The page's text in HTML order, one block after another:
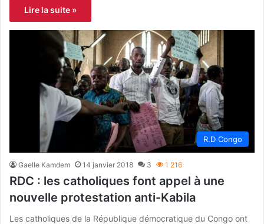
Lire la suite »
R.D Congo
Gaelle Kamdem 14 janvier 2018 3 1 216
RDC : les catholiques font appel à une
nouvelle protestation anti-Kabila
Les catholiques de la République démocratique du Congo ont